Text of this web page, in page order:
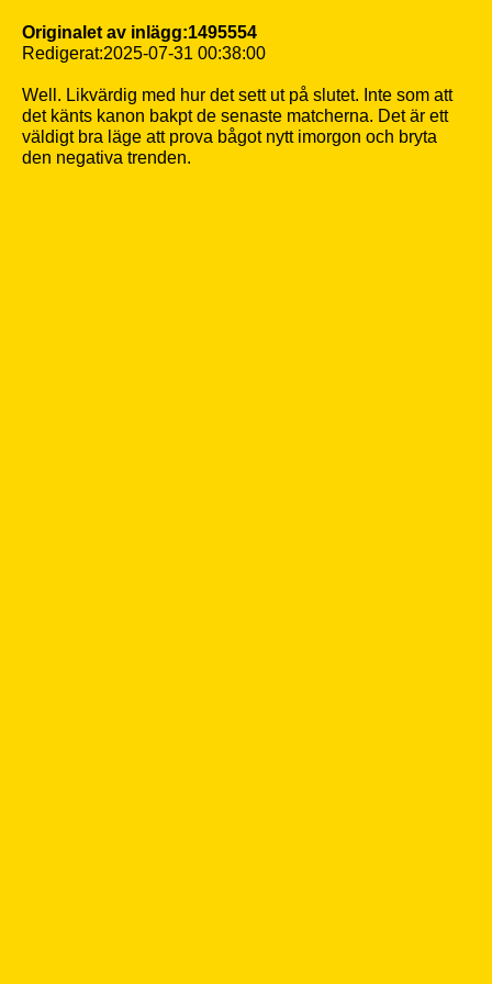
Originalet av inlägg:1495554
Redigerat:2025-07-31 00:38:00
Well. Likvärdig med hur det sett ut på slutet. Inte som att
det känts kanon bakpt de senaste matcherna. Det är ett
väldigt bra läge att prova bågot nytt imorgon och bryta
den negativa trenden.